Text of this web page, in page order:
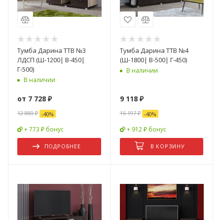
Тумба Дарина ТТВ №3
ЛДСП (Ш-1200| В-450|
Г-500)
В наличии
от 7 728 ₽
12 880 ₽ -40%
+ 773 ₽ бонус
ПОДРОБНЕЕ
Тумба Дарина ТТВ №4
(Ш-1800| В-500| Г-450)
В наличии
9 118₽
15 197₽ -40%
+ 912 ₽ бонус
В КОРЗИНУ